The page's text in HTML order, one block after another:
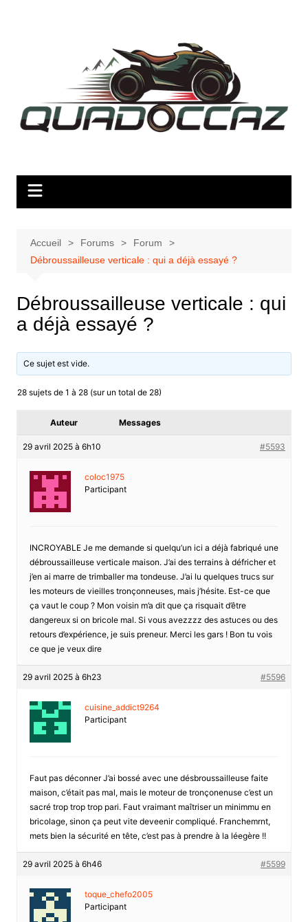
Accueil Forums
Forum
Débroussailleuse verticale : qui a déjà essayé ?
Débroussailleuse verticale : qui
a déjà essayé ?
Ce sujet est vide.
28 sujets de 1 à 28 (sur un total de 28)
Auteur Messages
29 avril 2025 à 6h10 #5593
coloc1975
Participant
INCROYABLE Je me demande si quelqu’un ici a déjà fabriqué une
débroussailleuse verticale maison. J’ai des terrains à défricher et
j’en ai marre de trimballer ma tondeuse. J’ai lu quelques trucs sur
les moteurs de vieilles tronçonneuses, mais j’hésite. Est-ce que
ça vaut le coup ? Mon voisin m’a dit que ça risquait d’être
dangereux si on bricole mal. Si vous avezzzz des astuces ou des
retours d’expérience, je suis preneur. Merci les gars ! Bon tu vois
ce que je veux dire
29 avril 2025 à 6h23 #5596
cuisine_addict9264
Participant
Faut pas déconner J’ai bossé avec une désbroussailleuse faite
maison, c’était pas mal, mais le moteur de tronçonenuse c’est un
sacré trop trop trop pari. Faut vraimant maîtriser un minimmu en
bricolage, sinon ça peut vite deveenir compliqué. Franchemrnt,
mets bien la sécurité en tête, c’est pas à prendre à la léegère !!
29 avril 2025 à 6h46 #5599
toque_chefo2005
Participant